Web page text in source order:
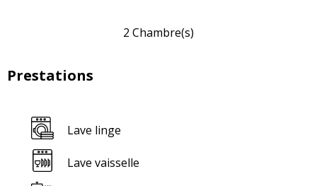
2 Chambre(s)
Prestations
Lave linge
Lave vaisselle